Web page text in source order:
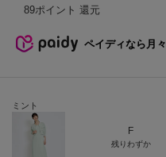
89
ミント
F
残りわずか
ペイディなら月々